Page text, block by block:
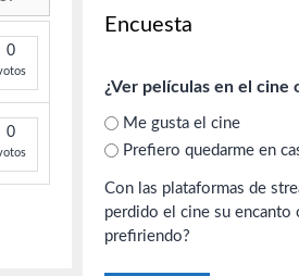
0
0
Encuesta
¿Ver películas en el cine
Me gusta el cine
Prefiero quedarme en
Con las plataformas de
perdido el cine su encanto o lo sigues
prefiriendo?